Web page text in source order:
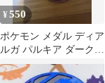
¥550
ポケモン メダル ディア
ルガ パルキア ダークラ
イ